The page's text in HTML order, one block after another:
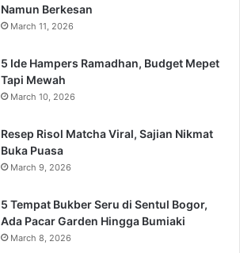
Namun Berkesan
March 11, 2026
5 Ide Hampers Ramadhan, Budget Mepet
Tapi Mewah
March 10, 2026
Resep Risol Matcha Viral, Sajian Nikmat
Buka Puasa
March 9, 2026
5 Tempat Bukber Seru di Sentul Bogor,
Ada Pacar Garden Hingga Bumiaki
March 8, 2026